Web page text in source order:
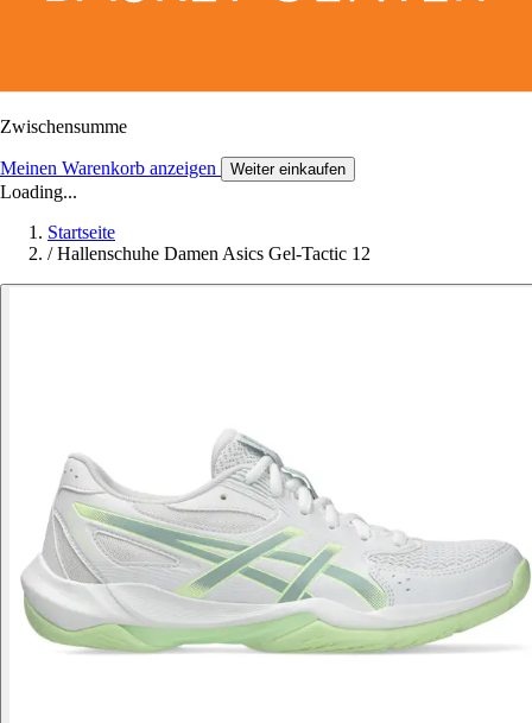
Zwischensumme
Meinen Warenkorb anzeigen Weiter einkaufen
Loading...
Startseite
/ Hallenschuhe Damen Asics Gel-Tactic 12